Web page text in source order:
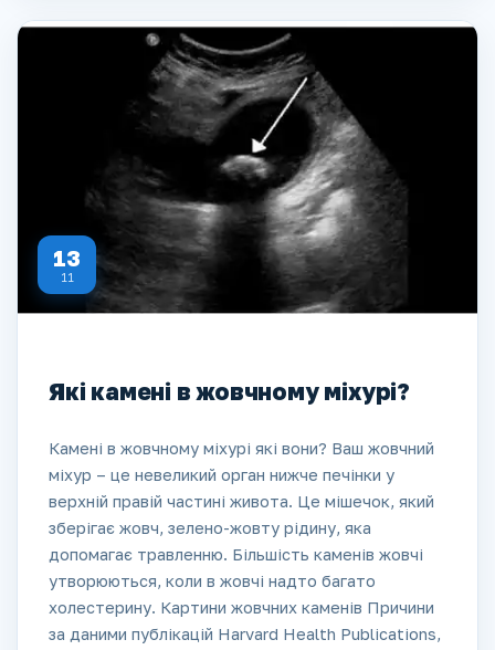
13
11
Які камені в жовчному міхурі?
Камені в жовчному міхурі які вони? Ваш жовчний
міхур – це невеликий орган нижче печінки у
верхній правій частині живота. Це мішечок, який
зберігає жовч, зелено-жовту рідину, яка
допомагає травленню. Більшість каменів жовчі
утворюються, коли в жовчі надто багато
холестерину. Картини жовчних каменів Причини
за даними публікацій Harvard Health Publications,